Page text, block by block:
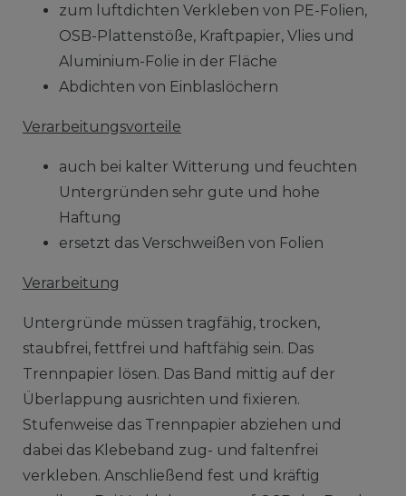
zum luftdichten Verkleben von PE-Folien,
OSB-Plattenstöße, Kraftpapier, Vlies und
Aluminium-Folie in der Fläche
Abdichten von Einblaslöchern
Verarbeitungsvorteile
auch bei kalter Witterung und feuchten
Untergründen sehr gute und hohe
Haftung
ersetzt das Verschweißen von Folien
Verarbeitung
Untergründe müssen tragfähig, trocken,
staubfrei, fettfrei und haftfähig sein. Das
Trennpapier lösen. Das Band mittig auf der
Überlappung ausrichten und fixieren.
Stufenweise das Trennpapier abziehen und
dabei das Klebeband zug- und faltenfrei
verkleben. Anschließend fest und kräftig